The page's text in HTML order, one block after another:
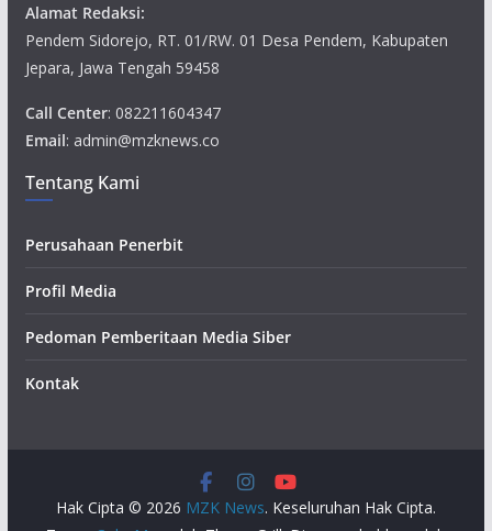
Alamat Redaksi:
Pendem Sidorejo, RT. 01/RW. 01 Desa Pendem, Kabupaten
Jepara, Jawa Tengah 59458
Call Center: 082211604347
Email: admin@mzknews.co
Tentang Kami
Perusahaan Penerbit
Profil Media
Pedoman Pemberitaan Media Siber
Kontak
Hak Cipta © 2026 MZK News. Keseluruhan Hak Cipta.